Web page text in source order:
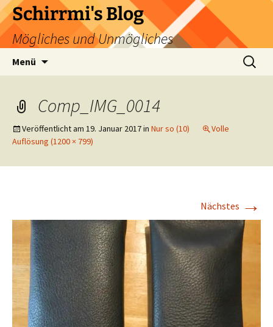
Zum
Inhalt
springen
Schirrmi's Blog
Mögliches und Unmögliches
Menü
Suchen
nach:
Comp_IMG_0014
Veröffentlicht am 19. Januar 2017in Nur so (10)
Volle
Auflösung (1200 × 799)
Nächstes →